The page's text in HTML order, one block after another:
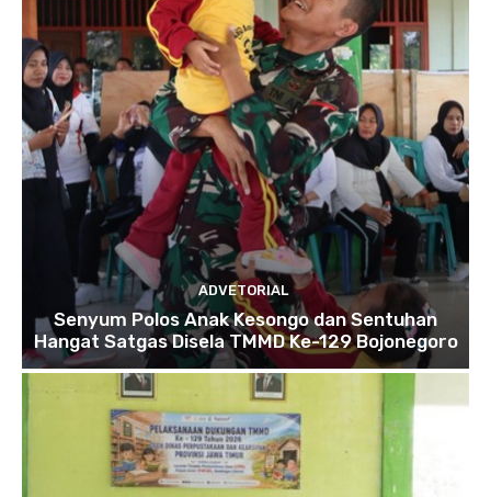
ADVETORIAL
Senyum Polos Anak Kesongo dan Sentuhan
Hangat Satgas Disela TMMD Ke-129 Bojonegoro